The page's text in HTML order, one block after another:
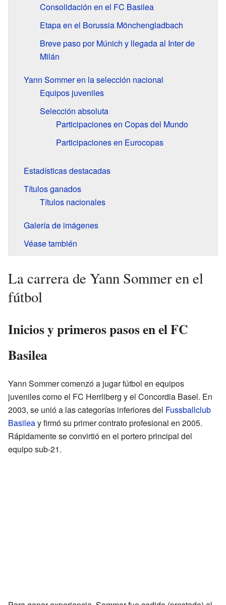
Consolidación en el FC Basilea
Etapa en el Borussia Mönchengladbach
Breve paso por Múnich y llegada al Inter de
Milán
Yann Sommer en la selección nacional
Equipos juveniles
Selección absoluta
Participaciones en Copas del Mundo
Participaciones en Eurocopas
Estadísticas destacadas
Títulos ganados
Títulos nacionales
Galería de imágenes
Véase también
La carrera de Yann Sommer en el
fútbol
Inicios y primeros pasos en el FC
Basilea
Yann Sommer comenzó a jugar fútbol en equipos
juveniles como el FC Herrliberg y el Concordia Basel. En
2003, se unió a las categorías inferiores del Fussballclub
Basileay firmó su primer contrato profesional en 2005.
Rápidamente se convirtió en el portero principal del
equipo sub-21.